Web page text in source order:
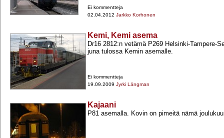
Ei kommentteja
02.04.2012 Jarkko Korhonen
Kemi, Kemi asema
Dr16 2812:n vetämä P269 Helsinki-​Tampere-​
juna tulossa Kemin asemalle.
Ei kommentteja
19.09.2009 Jyrki Längman
Kajaani
P81 asemalla. Kovin on pimeitä nämä